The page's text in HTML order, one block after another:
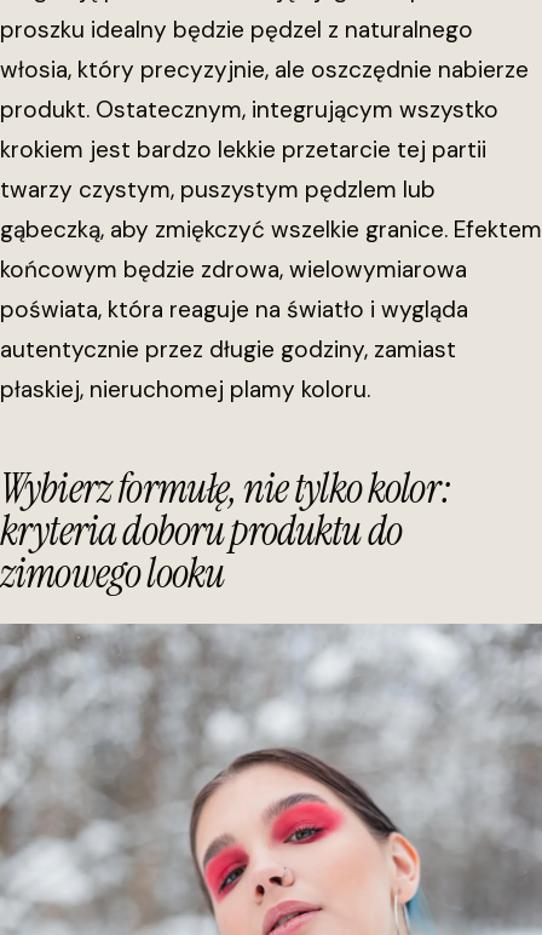
proszku idealny będzie pędzel z naturalnego
włosia, który precyzyjnie, ale oszczędnie nabierze
produkt. Ostatecznym, integrującym wszystko
krokiem jest bardzo lekkie przetarcie tej partii
twarzy czystym, puszystym pędzlem lub
gąbeczką, aby zmiękczyć wszelkie granice. Efektem
końcowym będzie zdrowa, wielowymiarowa
poświata, która reaguje na światło i wygląda
autentycznie przez długie godziny, zamiast
płaskiej, nieruchomej plamy koloru.
Wybierz formułę, nie tylko kolor:
kryteria doboru produktu do
zimowego looku